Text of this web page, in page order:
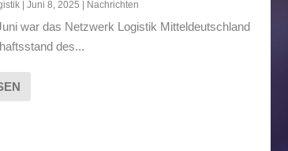
| Juni 8, 2025 Nachrichten
war das Netzwerk Logistik Mitteldeutschland
des...